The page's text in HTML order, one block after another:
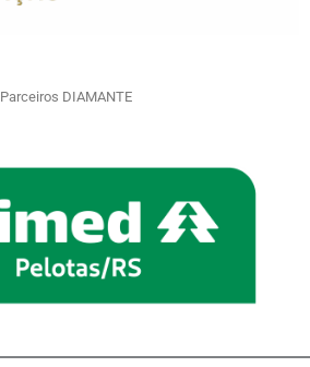
Parceiros DIAMANTE